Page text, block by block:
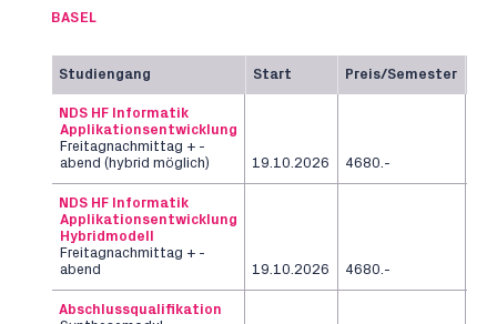
BASEL
Studiengang Start Preis/Semester
NDS HF Informatik
Applikationsentwicklung
Freitagnachmittag + -
abend (hybrid möglich)
19.10.2026 4680.-
NDS HF Informatik
Applikationsentwicklung
Hybridmodell
Freitagnachmittag + -
abend
19.10.2026 4680.-
Abschlussqualifikation